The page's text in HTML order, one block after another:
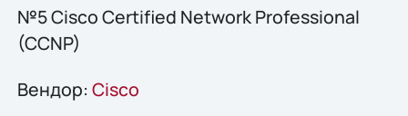
№5 Cisco Certified Network Professional
(CCNP)
Вендор: Cisco